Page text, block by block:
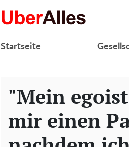
Startseite
"Mein
mir einen